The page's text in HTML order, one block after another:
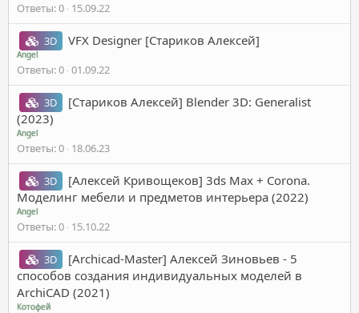
Ответы 0 15.09.22
3D VFX Designer [Стариков Алексей]
Angel
Ответы 0 01.09.22
3D
[Стариков Алексей] Blender 3D: Generalist
(2023)
Angel
Ответы 0 18.06.23
3D
[Алексей Кривощеков] 3ds Max + Corona.
Моделинг мебели и предметов интерьера (2022)
Angel
Ответы 0 15.10.22
3D
[Archicad-Master] Алексей Зиновьев - 5
способов создания индивидуальных моделей в
ArchiCAD (2021)
Котофей